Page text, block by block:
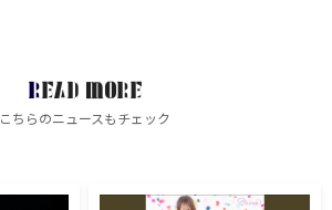
READ MORE
こちらのニュースもチェック